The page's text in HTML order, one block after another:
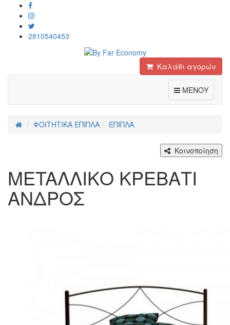
2810540453
Καλάθι αγορών
ΜΕΝΟΥ
ΦΟΙΤΗΤΙΚΑ ΕΠΙΠΛΑ ΕΠΙΠΛΑ
Κοινοποίηση
METAΛΛΙΚΟ ΚΡΕΒΑΤΙ
ΑΝΔΡΟΣ